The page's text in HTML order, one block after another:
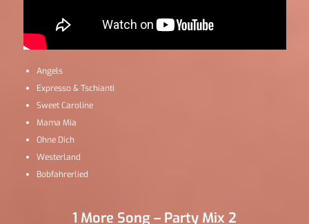
Angels
Expresso & Tschianti
Sweet Caroline
Mama Mia
Ohne Dich
Westerland
Bobfahrerlied
1 More Song – Party Mix 2